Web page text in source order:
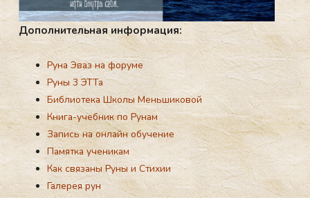
До­пол­ни­тель­ная ин­форма­ция:
Руна Эваз на форуме
Руны 3 ЭТТа
Библиотека Школы Меньшиковой
Книга-учебник по Рунам
Запись на онлайн обучение
Памятка ученикам
Как связаны Руны и Стихии
Галерея рун